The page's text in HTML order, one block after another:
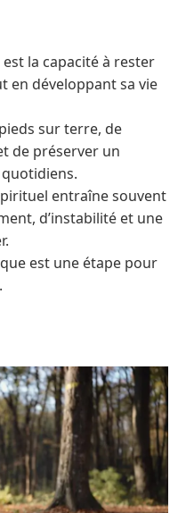
la capacité à rester
en développant sa vie
sur terre, de
de préserver un
entraîne souvent
d’instabilité et une
est une étape pour